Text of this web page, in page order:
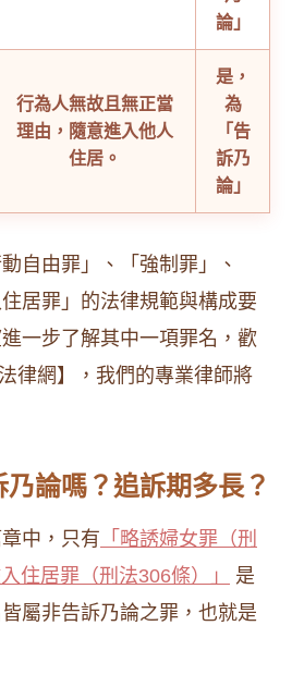
論」
行為人無故且無正當
理由，隨意進入他人
住居。
是，
為
「告
訴乃
論」
自由罪」、「強制罪」、
住居罪」的法律規範與構成要
一步了解其中一項罪名，歡
律網】，我們的專業律師將
論嗎？追訴期多長？
中，只有 「略誘婦女罪（刑
入住居罪（刑法306條）」
是
屬非告訴乃論之罪，也就是